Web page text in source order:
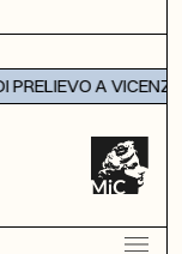
A VICENZA